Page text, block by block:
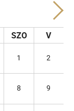
SZO V
1 2
8 9